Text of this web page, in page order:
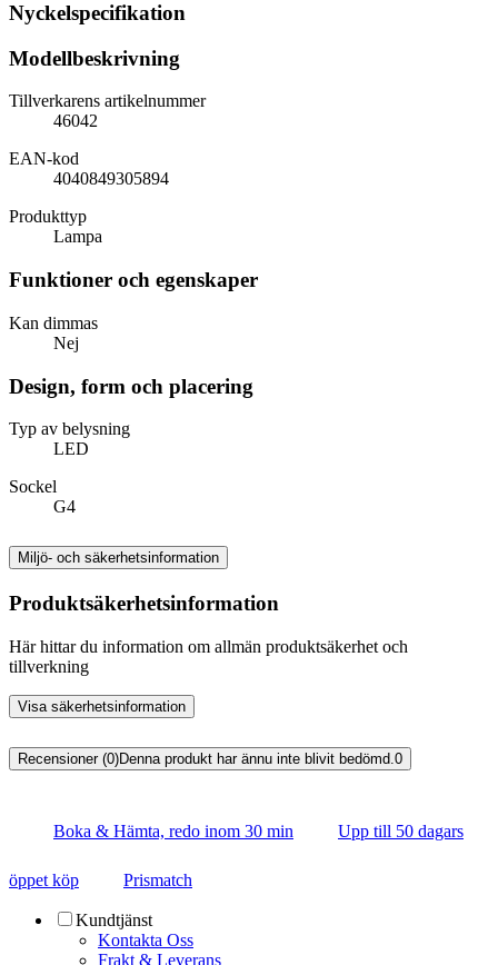
Nyckelspecifikation
Modellbeskrivning
Tillverkarens artikelnummer
46042
EAN-kod
4040849305894
Produkttyp
Lampa
Funktioner och egenskaper
Kan dimmas
Nej
Design, form och placering
Typ av belysning
LED
Sockel
G4
Miljö- och säkerhetsinformation
Produktsäkerhetsinformation
Här hittar du information om allmän produktsäkerhet och
tillverkning
Visa säkerhetsinformation
Recensioner (0)Denna produkt har ännu inte blivit bedömd. 0
Boka & Hämta, redo inom 30 min Upp till 50 dagars
öppet köp Prismatch
Kundtjänst
Kontakta Oss
Frakt & Leverans